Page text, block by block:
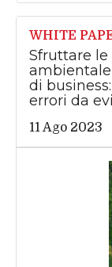
WHITE
Sfruttare
di
errori da
11 Ago 2023